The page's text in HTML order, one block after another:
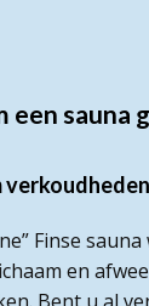
een sauna
Finse
en